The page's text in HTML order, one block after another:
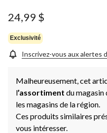
24,99 $
Exclusivité
Inscrivez-vous aux alertes
Malheureusement, cet
l’assortiment du magasin
les magasins de la région.
Ces produits similaires
vous intéresser.